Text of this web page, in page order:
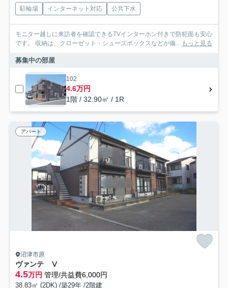
駐輪場 インターネット対応 公共下水
モニター越しに来訪者を確認できるTVインターホン付きで防犯面も安心
です。 収納は、クローゼット・シューズボックスなどが備...
もっと見る
募集中の部屋
102
4.6万円
1階 / 32.90㎡ / 1R
アパート
沼津市原
ヴァンテ Ⅴ
4.5万円 管理/共益費6,000円
38.83㎡ (2DK) /築29年 /2階建